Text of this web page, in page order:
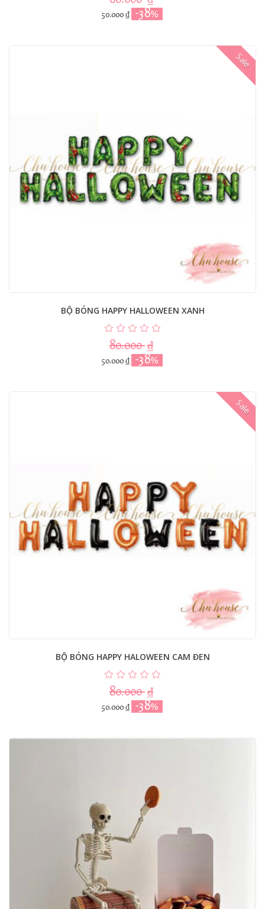
50.000₫ -38%
Sale
BỘ BÓNG HAPPY HALLOWEEN XANH
80.000₫
50.000₫ -38%
Sale
BỘ BÓNG HAPPY HALOWEEN CAM ĐEN
80.000₫
50.000₫ -38%